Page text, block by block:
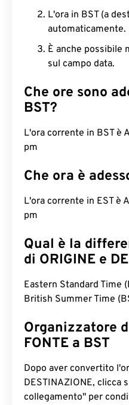
L'ora in BST (a
automaticamente.
È anche possibile
sul campo data.
Che ore sono
BST?
L'ora corrente in BST è
pm
Che ora è
L'ora corrente in EST è
pm
Qual è la
di ORIGINE e
Eastern Standard Time
British Summer Time
Organizzatore
FONTE a BST
Dopo aver convertito
DESTINAZIONE, clicca
collegamento" per